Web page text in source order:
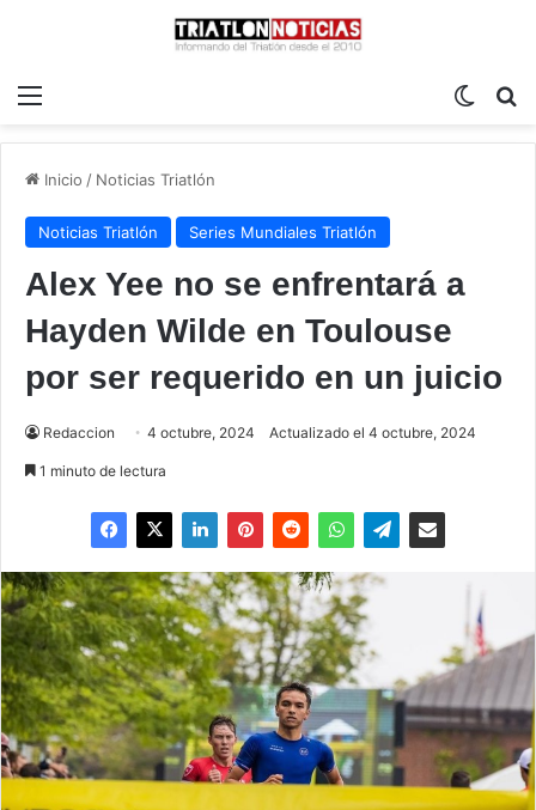
Inicio / Noticias Triatlón
Noticias Triatlón Series Mundiales Triatlón
Alex Yee no se enfrentará a
Hayden Wilde en Toulouse
por ser requerido en un juicio
Redaccion 4 octubre, 2024 Actualizado el 4 octubre, 2024
1 minuto de lectura